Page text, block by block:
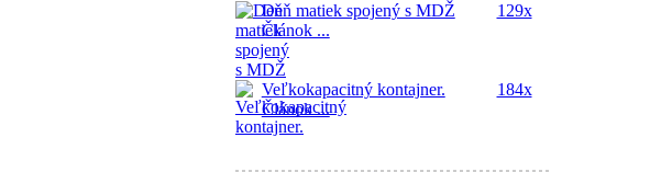
Deň matiek spojený s MDŽ
Článok ...
129x
Veľkokapacitný kontajner.
Článok ...
184x